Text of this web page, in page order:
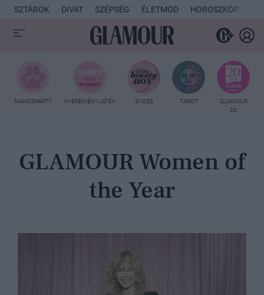
SZTÁROK DIVAT SZÉPSÉG ÉLETMÓD HOROSZKÓP
MANCSPARTY NYEREMÉNYJÁTÉK SYOSS TAROT
GLAMOUR
20
GLAMOUR Women of
the Year